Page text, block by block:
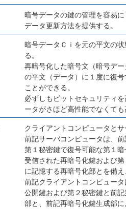
暗号データの鍵の管理を容易
データ更新方法を提供する。
暗号データＣｉを元の平文の
る。
再暗号化した暗号文（暗号デ
の平文（データ）に１度に復
ことができる。
必ずしもビットセキュリティ
ータがさほど高性能でなくて
クライアントコンピュータと
前記サーバコンピュータは、
第１秘密鍵で復号可能な第１
受信された再暗号化鍵および
に記憶する再暗号化部とを備え
前記クライアントコンピュー
公開鍵および第２秘密鍵と前
部と、前記再暗号化鍵生成部